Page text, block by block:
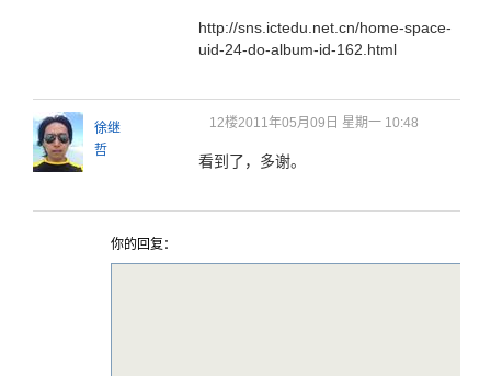
http://sns.ictedu.net.cn/home-space-
uid-24-do-album-id-162.html
徐继
哲
12楼2011年05月09日 星期一 10:48
看到了，多谢。
你的回复：